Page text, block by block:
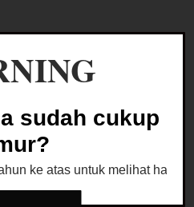
sudah cukup
ke atas untuk melihat